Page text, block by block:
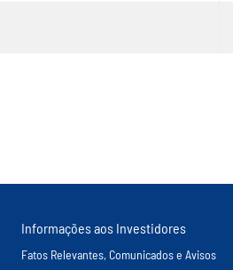
Informações aos Investidores
Fatos Relevantes, Comunicados e Avisos